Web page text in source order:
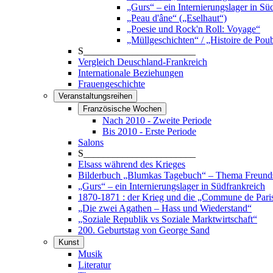
„Gurs“ – ein Internierungslager in
„Peau d'âne“ („Eselhaut“)
„Poesie und Rock'n Roll: Voyage“
„Müllgeschichten“ / „Histoire de
S_______________________
Vergleich Deuschland-Frankreich
Internationale Beziehungen
Frauengeschichte
Veranstaltungsreihen
Französische Wochen
Nach 2010 - Zweite Periode
Bis 2010 - Erste Periode
Salons
S_______________________
Elsass während des Krieges
Bilderbuch „Blumkas Tagebuch“ – Thema
„Gurs“ – ein Internierungslager in Südfrankreich
1870-1871 : der Krieg und die „Commune de
„Die zwei Agathen – Hass und Wiederstand“
„Soziale Republik vs Soziale Marktwirtschaft“
200. Geburtstag von George Sand
Kunst
Musik
Literatur